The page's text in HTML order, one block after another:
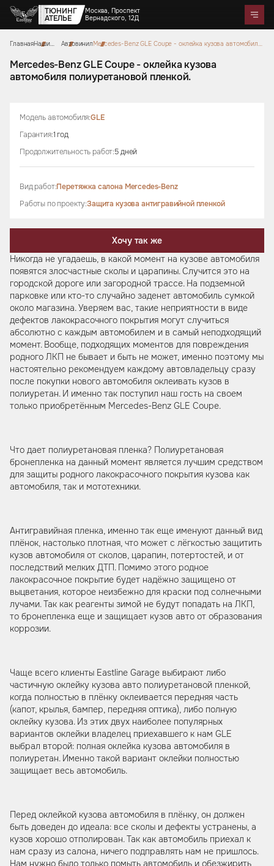
ТЮНИНГ
АТЕЛЬЕ
Москва, Проспект
Вернадского, 12Д
Telegram WhatsApp Max
Портфолио
Цены
Акции
Аквапринт
Тюнинг руля
Ремонт кузова и покраска
Автозвук
Активный выхлоп
Аксессуары
Коврики из экокожи Цветные ремни безопасности
Подушки из алькантары Сумки ручной работы
алькантары
Боксы в багажник
Защитные накидки для
спинок сидений для детей
ГлавнаяНаши
АвтовинилMercedes-Benz GLE Coupe - оклейка кузова автомобиля
Mercedes-Benz GLE Coupe - оклейка кузова
автомобиля полиуретановой пленкой.
Модель автомобиля:GLE
Гарантия:1 год
Продолжительность работ:5 дней
Вид работ:Перетяжка салона Mercedes-Benz
Работы по проекту:Защита кузова антигравийной пленкой
Хочу так же
Никогда не угадаешь, в какой момент на кузове автомобиля
появятся злосчастные сколы и царапины. Случится это на
городской дороге или загородной трассе. На подземной
парковке или кто-то случайно заденет автомобиль сумкой
около магазина. Уверяем вас, такие неприятности в виде
дефектов лакокрасочного покрытия могут случиться
абсолютно с каждым автомобилем и в самый неподходящий
момент. Вообще, подходящих моментов для повреждения
родного ЛКП не бывает и быть не может, именно поэтому мы
настоятельно рекомендуем каждому автовладельцу сразу
после покупки нового автомобиля оклеивать кузов в
полиуретан. И именно так поступил наш гость на своем
только приобретённым Mercedes-Benz GLE Coupe.
Что дает полиуретановая пленка? Полиуретановая
бронепленка на данный момент является лучшим средством
для защиты родного лакокрасочного покрытия кузова как
автомобиля, так и мототехники.
Антигравийная пленка, именно так еще именуют данный вид
плёнок, настолько плотная, что может с лёгкостью защитить
кузов автомобиля от сколов, царапин, потертостей, и от
последствий мелких ДТП. Помимо этого родное
лакокрасочное покрытие будет надёжно защищено от
выцветания, которое неизбежно для краски под солнечными
лучами. Так как реагенты зимой не будут попадать на ЛКП,
то бронепленка еще и защищает кузов авто от образования
коррозии.
Чаще всего клиенты Eastline Garage выбирают либо
частичную оклейку кузова авто полиуретановой пленкой,
когда полностью в плёнку оклеивается передняя часть
(капот, крылья, бампер, передняя оптика), либо полную
оклейку кузова. Из этих двух наиболее популярных
вариантов оклейки владелец приехавшего к нам GLE
выбрал второй: полная оклейка кузова автомобиля в
полиуретан. Именно такой вариант оклейки полностью
защищает весь автомобиль.
Перед оклейкой кузова автомобиля в плёнку, он должен
быть доведен до идеала: все сколы и дефекты устранены, а
кузов хорошо отполирован. Так как автомобиль приехал к
нам сразу из салона, ничего подправлять нам не пришлось.
Нам нужно было только помыть автомобиль и обезжирить